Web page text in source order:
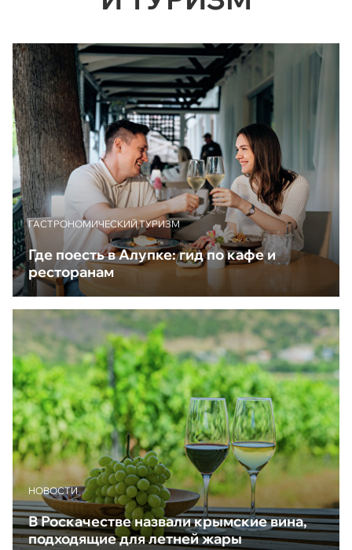
ГАСТРОНОМИЧЕСКИЙ ТУРИЗМ
Где поесть в Алупке: гид по кафе и
ресторанам
НОВОСТИ
В Роскачестве назвали крымские вина,
подходящие для летней жары